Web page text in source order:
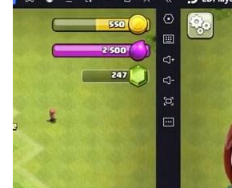
如果用戶遇到程序問題，請把畫面截
mjclub@recax.com，你的幫助可以
進
**由於廣告為雀王會館的主要收入來
式去屏敝廣告，亦請用戶盡量保持上
／不在線上都將有可能導致分數重置，
還
常見問題解答
Q1.觀塘會館下平胡不能食胡